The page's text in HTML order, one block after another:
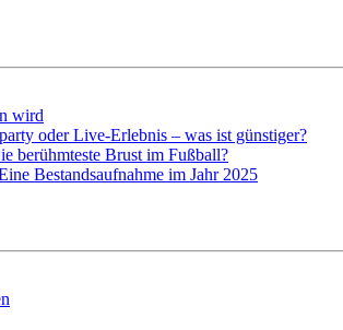
wird
oder Live-Erlebnis – was ist günstiger?
berühmteste Brust im Fußball?
Bestandsaufnahme im Jahr 2025